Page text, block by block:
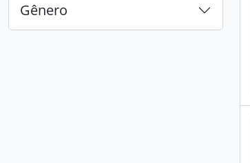
Gênero